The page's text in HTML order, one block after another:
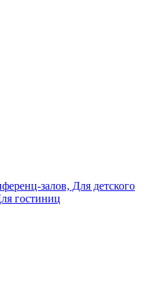
залов, Для детского
гостиниц